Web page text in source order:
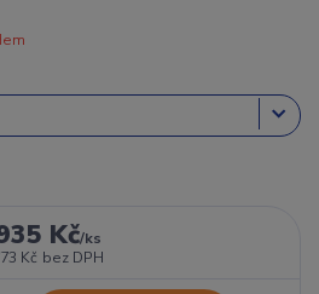
Kč/ks
Kč bez DPH